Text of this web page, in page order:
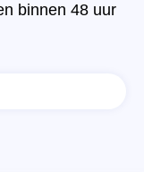
binnen 48 uur